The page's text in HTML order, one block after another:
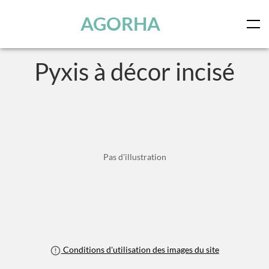
AGORHA
Pyxis à décor incisé
Pas d'illustration
Conditions d'utilisation des images du site